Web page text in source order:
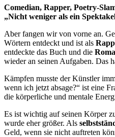
Comedian, Rapper, Poetry-
„Nicht weniger als ein
Aber fangen wir von vorne an.
Wörtern entdeckt und ist als
entdeckte das Buch und die
wieder an seinen Aufgaben. Das
Kämpfen musste der Künstler
wenn ich jetzt absage?“ ist eine
die körperliche und mentale
Es ist wichtig auf seinen Körper
wurde eher größer. Als
Geld, wenn sie nicht auftreten